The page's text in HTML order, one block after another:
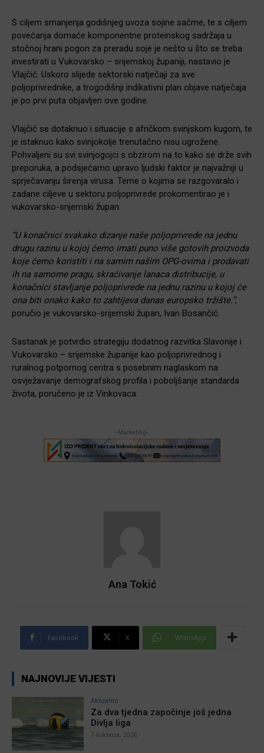
S ciljem smanjenja godišnjeg uvoza sojine sačme, te s ciljem
povećanja domaće komponentne proteinskog sadržaja u
stočnoj hrani pogon za preradu soje je nešto u što se treba
investirati u Vukovarsko – srijemskoj županiji, nastavio je
Vlajčić. Uskoro slijede sektorski natječaji za sve
poljoprivrednike, a trogodišnji indikativni plan objave natječaja
je po prvi puta objavljen ove godine.
Vlajčić se dotaknuo i situacije s afričkom svinjskom kugom, te
je istaknuo kako svinjokolje trenutačno nisu ugrožene.
Pohvaljeni su svi svinjogojci s obzirom na to kako se drže svih
preporuka, a podsjećamo upravo ljudski faktor je najvažniji u
sprječavanju širenja virusa. Teme o kojima se razgovaralo i
zadane ciljeve u sektoru poljoprivrede prokomentirao je i
vukovarsko-srijemski župan.
“U konačnici svakako dizanje naše poljoprivrede na jednu
drugu razinu u kojoj ćemo imati puno više gotovih proizvoda
koje ćemo koristiti i na samim našim OPG-ovima i prodavati
ih na samome pragu, skraćivanje lanaca distribucije, u
konačnici stavljanje poljoprivrede na jednu razinu u kojoj će
ona biti onako kako to zahtijeva danas europsko tržište.”,
poručio je vukovarsko-srijemski župan, Ivan Bosančić.
Sastanak je potvrdio strategiju dodatnog razvitka Slavonije i
Vukovarsko – srijemske županije kao poljoprivrednog i
ruralnog potpornog centra s posebnim naglaskom na
osvježavanje demografskog profila i poboljšanje standarda
života, poručeno je iz Vinkovaca.
-Marketing-
Ana Tokić
Facebook X WhatsApp
NAJNOVIJE VIJESTI
Aktualno
Za dva tjedna započinje još jedna
Divlja liga
7 kolovoza, 2026